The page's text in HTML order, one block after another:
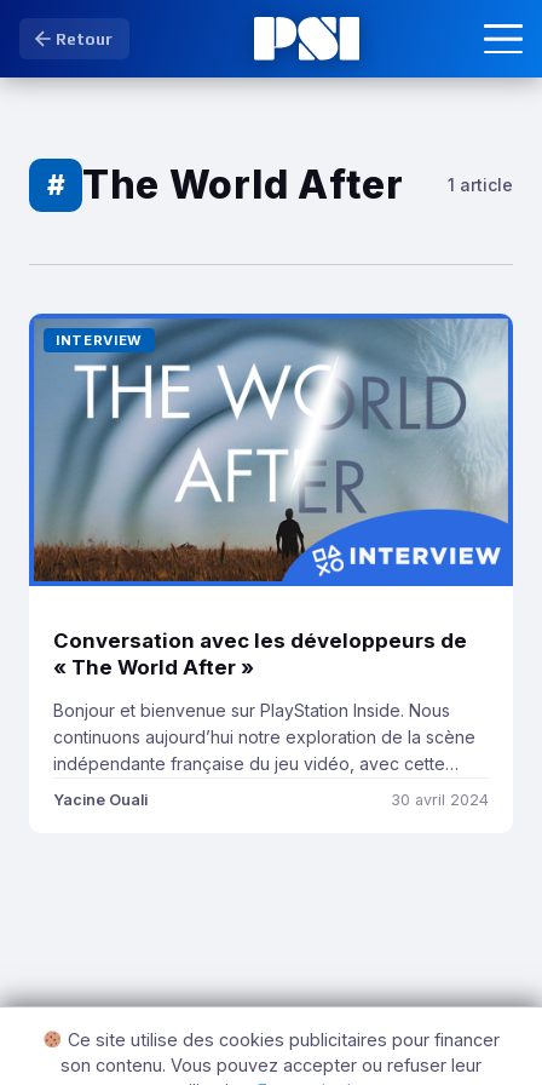
Retour
# The World After 1 article
INTERVIEW
Conversation avec les développeurs de
« The World After »
Bonjour et bienvenue sur PlayStation Inside. Nous
continuons aujourd’hui notre exploration de la scène
indépendante française du jeu vidéo, avec cette
interview du studio Burning Sunset, développeur de
Yacine Ouali 30 avril 2024
Ce site utilise des cookies publicitaires pour financer
son contenu. Vous pouvez accepter ou refuser leur